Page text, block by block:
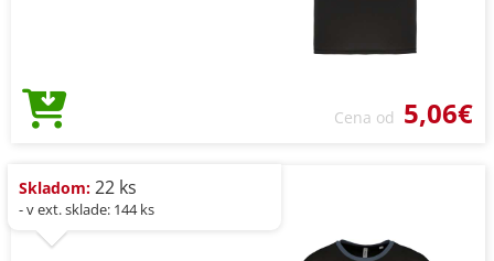
Cena od 5,06€
Skladom: 22 ks
- v ext. sklade: 144 ks